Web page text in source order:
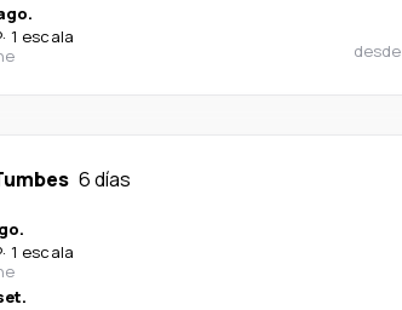
· 1 escala
desde
6 días
· 1 escala